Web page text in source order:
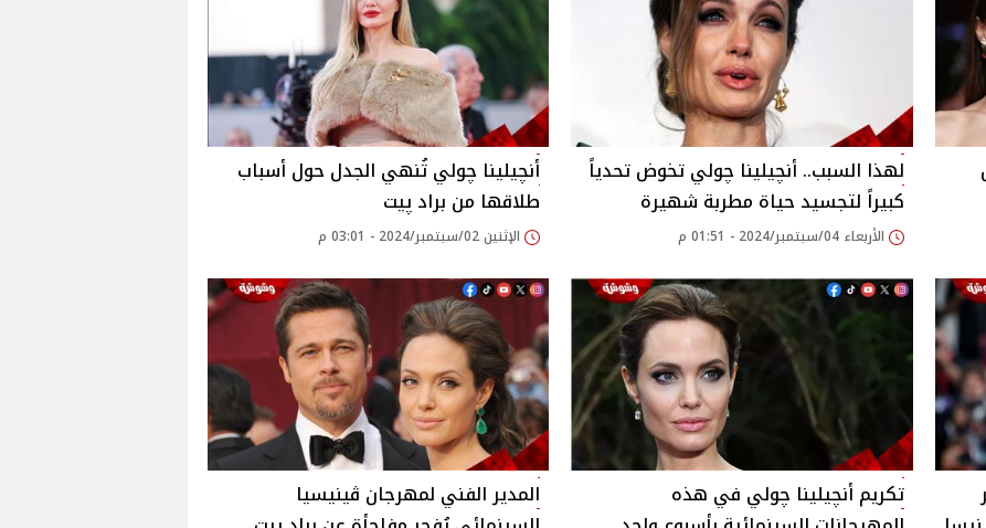
لهذا السبب.. أنچيلينا چولي تخوض تحدياً
كبيراً لتجسيد حياة مطربة شهيرة
الأربعاء 04/سبتمبر/2024 - 01:51 م
أنچيلينا چولي تُنهي الجدل حول أسباب
طلاقها من براد پيت
الإثنين 02/سبتمبر/2024 - 03:01 م
تكريم أنچيلينا چولي في هذه
المدير الفني لمهرجان ڤينيسيا